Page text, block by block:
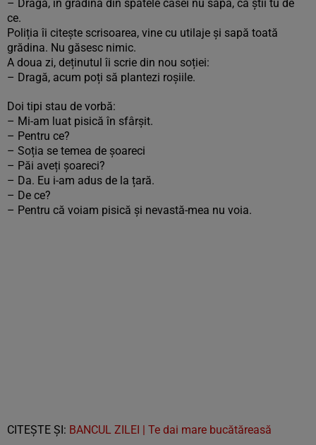
– Dragă, în grădina din spatele casei nu săpa, că știi tu de
ce.
Poliția îi citește scrisoarea, vine cu utilaje și sapă toată
grădina. Nu găsesc nimic.
A doua zi, deținutul îi scrie din nou soției:
– Dragă, acum poți să plantezi roșiile.
Doi tipi stau de vorbă:
– Mi-am luat pisică în sfârșit.
– Pentru ce?
– Soția se temea de șoareci
– Păi aveți șoareci?
– Da. Eu i-am adus de la țară.
– De ce?
– Pentru că voiam pisică și nevastă-mea nu voia.
CITEŞTE ŞI: BANCUL ZILEI | Te dai mare bucătăreasă